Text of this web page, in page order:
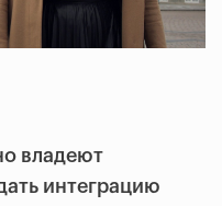
владеют
интеграцию